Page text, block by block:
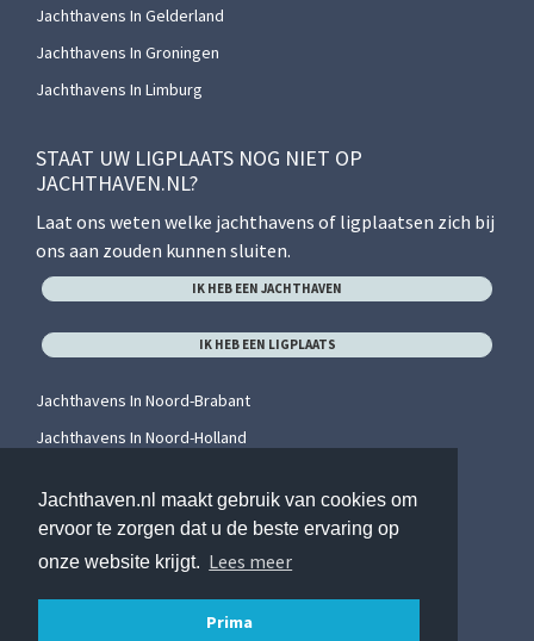
Jachthaven.nl maakt gebruik van cookies om
ervoor te zorgen dat u de beste ervaring op
onze website krijgt. Lees meer
Prima
Jachthavens In Gelderland
Jachthavens In Groningen
Jachthavens In Limburg
STAAT UW LIGPLAATS NOG NIET OP
JACHTHAVEN.NL?
Laat ons weten welke jachthavens of ligplaatsen zich bij
ons aan zouden kunnen sluiten.
IK HEB EEN JACHTHAVEN
IK HEB EEN LIGPLAATS
Jachthavens In Noord-Brabant
Jachthavens In Noord-Holland
Jachthavens In Utrecht